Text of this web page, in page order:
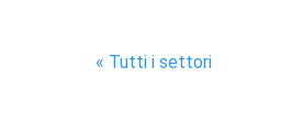
« Tutti i settori